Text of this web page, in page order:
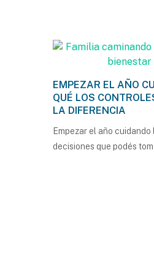
EMPEZAR EL AÑO
QUÉ LOS
LA DIFERENCIA
Empezar el año
decisiones que podés